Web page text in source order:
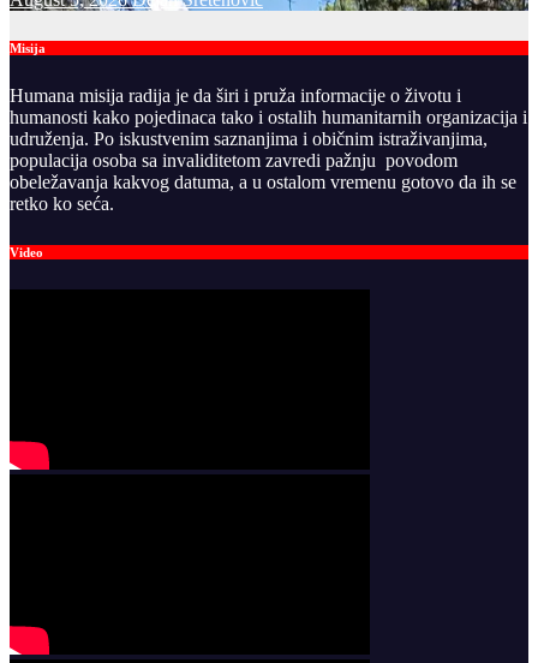
Misija
Humana misija radija je da širi i pruža informacije o životu i
humanosti kako pojedinaca tako i ostalih humanitarnih organizacija i
udruženja. Po iskustvenim saznanjima i običnim istraživanjima,
populacija osoba sa invaliditetom zavredi pažnju povodom
obeležavanja kakvog datuma, a u ostalom vremenu gotovo da ih se
retko ko seća.
Video